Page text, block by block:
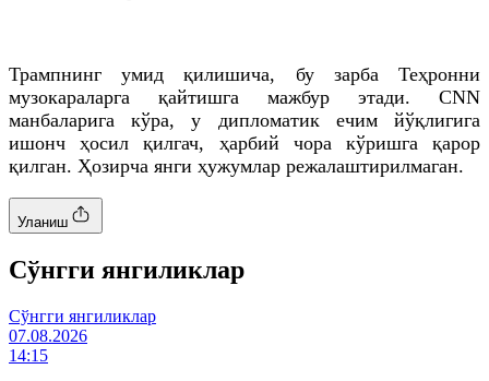
Трампнинг умид қилишича, бу зарба Теҳронни
музокараларга қайтишга мажбур этади. CNN
манбаларига кўра, у дипломатик ечим йўқлигига
ишонч ҳосил қилгач, ҳарбий чора кўришга қарор
қилган. Ҳозирча янги ҳужумлар режалаштирилмаган.
Уланиш
Cўнгги янгиликлар
Cўнгги янгиликлар
07.08.2026
14:15